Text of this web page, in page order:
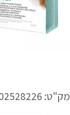
מק"ט: 8595602528226